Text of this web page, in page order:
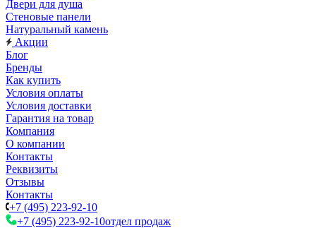
Двери для душа
Стеновые панели
Натуральный камень
Акции
Блог
Бренды
Как купить
Условия оплаты
Условия доставки
Гарантия на товар
Компания
О компании
Контакты
Реквизиты
Отзывы
Контакты
+7 (495) 223-92-10
+7 (495) 223-92-10отдел продаж